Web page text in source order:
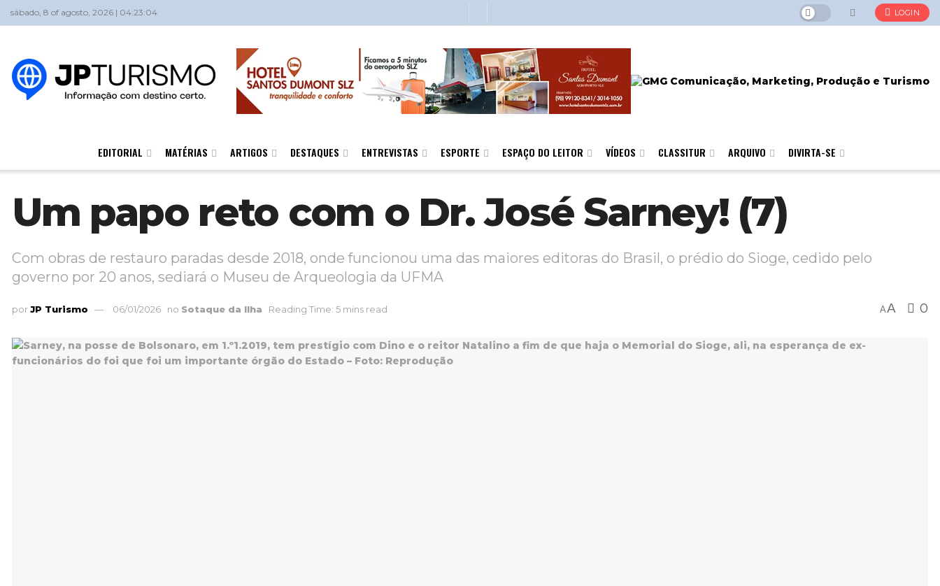
sábado, 8 of agosto, 2026 | 04:23:04 LOGIN
EDITORIAL MATÉRIAS ARTIGOS DESTAQUES ENTREVISTAS ESPORTE ESPAÇO DO LEITOR VÍDEOS CLASSITUR ARQUIVO DIVIRTA-SE
Um papo reto com o Dr. José Sarney! (7)
Com obras de restauro paradas desde 2018, onde funcionou uma das maiores editoras do Brasil, o prédio do Sioge, cedido pelo
governo por 20 anos, sediará o Museu de Arqueologia da UFMA
porJP Turismo 06/01/2026 no Sotaque da Ilha Reading Time: 5 mins read AA 0